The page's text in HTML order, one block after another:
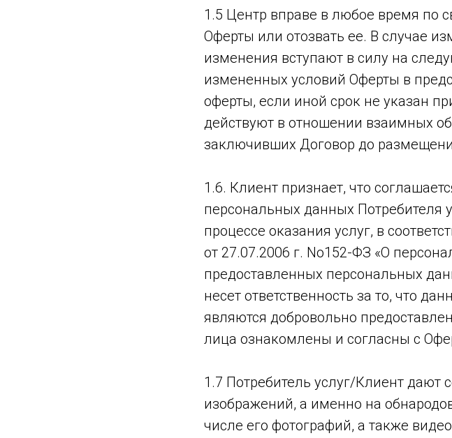
1.5 Центр вправе в любое время по
Оферты или отозвать ее. В случае
изменения вступают в силу на
измененных условий Оферты в
оферты, если иной срок не указан
действуют в отношении взаимных
заключивших Договор до
1.6. Клиент признает, что
персональных данных Потребителя
процессе оказания услуг, в
от 27.07.2006 г. No152-ФЗ «О
предоставленных персональных
несет ответственность за то, что
являются добровольно
лица ознакомлены и согласны с
1.7 Потребитель услуг/Клиент дают
изображений, а именно на
числе его фотографий, а также